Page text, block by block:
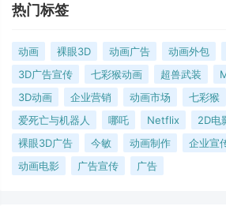
热门标签
动画 裸眼3D 动画广告 动画外包
3D广告宣传
七彩猴动画 超兽武装
3D动画
企业营销 动画市场 七彩猴
爱死亡与机器人
哪吒 Netflix 2D电
裸眼3D广告
今敏 动画制作 企业宣
动画电影
广告宣传 广告